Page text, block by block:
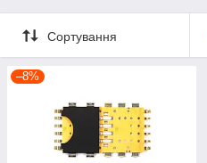
Сортування
–8%